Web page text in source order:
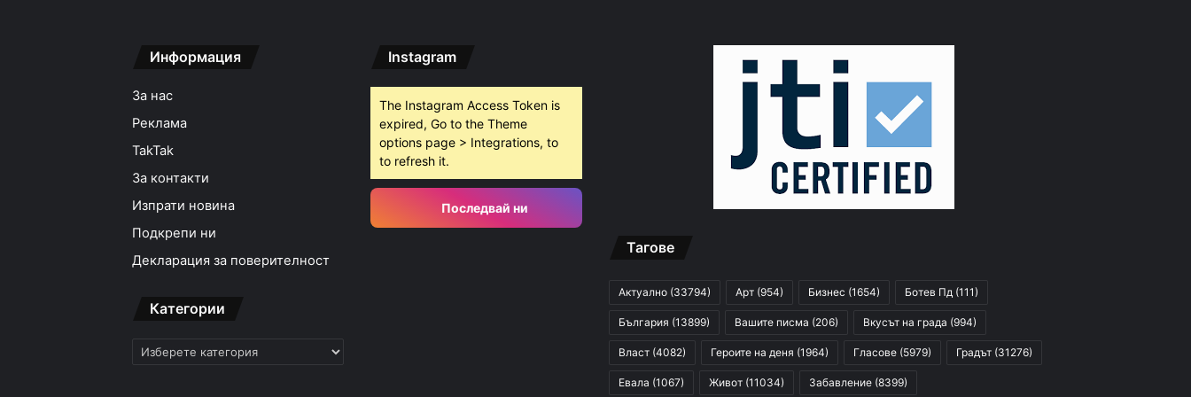
15:05ч, четвъртък, 6 август, 2026
14:19ч, четвъртък, 6 август, 2026
22-рият Есенен салон на изкуствата превзема Пловдив
Етикетите в магазините остават само в евро
Информация
За нас
Реклама
TakTak
За контакти
Изпрати новина
Подкрепи ни
Декларация за поверителност
Категории
Категории
Instagram
The Instagram Access Token is
expired, Go to the Theme
options page > Integrations, to
to refresh it.
Последвай ни
Тагове
Актуално (33794) Арт (954) Бизнес (1654) Ботев Пд (111)
България (13899) Вашите писма (206) Вкусът на града (994)
Власт (4082) Героите на деня (1964) Гласове (5979) Градът (31276)
Евала (1067) Живот (11034) Забавление (8399)